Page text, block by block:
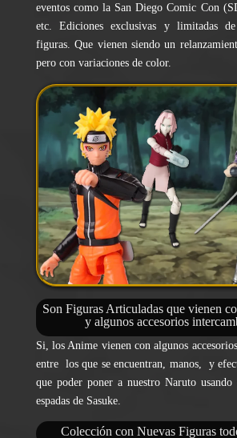
eventos como la San Diego Comic Con
etc. Ediciones exclusivas y limitadas
figuras. Que vienen siendo un
pero con variaciones de color.
Son Figuras Articuladas que vienen
y algunos accesorios
Si, los Anime vienen con algunos
entre los que se encuentran, manos, y
que poder poner a nuestro Naruto usando
espadas de Sasuke.
Colección con Nuevas Figuras